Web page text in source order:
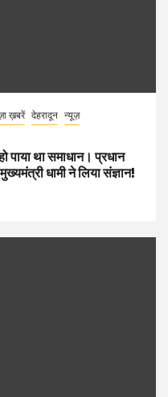
ख़बरें देहरादून न्यूज़
पाया था समाधान। प्रधान
धामी ने लिया संज्ञान!